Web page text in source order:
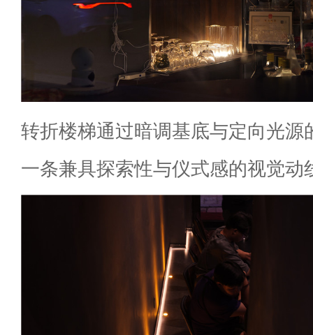
转折楼梯通过暗调基底与定向光源
一条兼具探索性与仪式感的视觉动